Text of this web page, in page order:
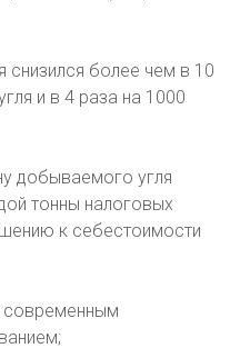
снизился более чем в 10
и в 4 раза на 1000
добываемого угля
тонны налоговых
к себестоимости
современным